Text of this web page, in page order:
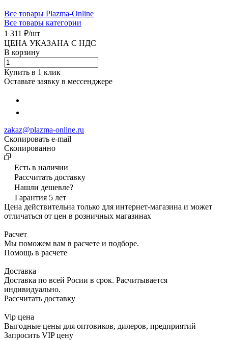
Все товары Plazma-Online
Все товары категории
1 311 ₽/шт
ЦЕНА УКАЗАНА С НДС
В корзину
Купить в 1 клик
Оставьте заявку в мессенджере
zakaz@plazma-online.ru
Скопировать e-mail
Cкопированно
Есть в наличии
Рассчитать доставку
Нашли дешевле?
Гарантия 5 лет
Цена действительна только для интернет-магазина и может
отличаться от цен в розничных магазинах
Расчет
Мы поможем вам в расчете и подборе.
Помощь в расчете
Доставка
Доставка по всей Росии в срок. Расчитывается
индивидуально.
Рассчитать доставку
Vip цена
Выгодные цены для оптовиков, дилеров, предприятий
Запросить VIP цену